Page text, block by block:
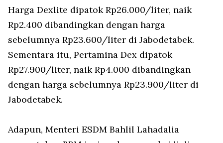
Harga Dexlite dipatok Rp26.000/liter, naik
Rp2.400 dibandingkan dengan harga
sebelumnya Rp23.600/liter di Jabodetabek.
Sementara itu, Pertamina Dex dipatok
Rp27.900/liter, naik Rp4.000 dibandingkan
dengan harga sebelumnya Rp23.900/liter di
Jabodetabek.
Adapun, Menteri ESDM Bahlil Lahadalia